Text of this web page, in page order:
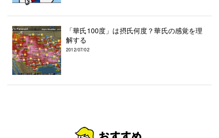
「華氏100度」は摂氏何度？華氏の感覚を理
解する
2012/07/02